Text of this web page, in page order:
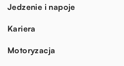
Jedzenie i napoje
Kariera
Motoryzacja